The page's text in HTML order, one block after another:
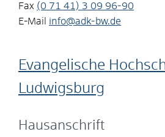
Fax (0 71 41) 3 09 96-90
E-Mail
info@adk-bw.de
Evangelische
Ludwigsburg
Hausanschrift